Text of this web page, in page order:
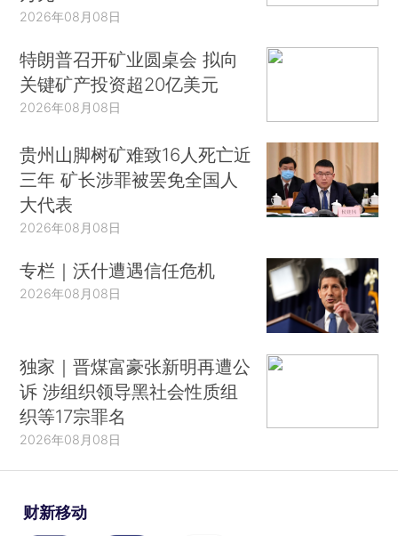
2026年08月08日
特朗普召开矿业圆桌会 拟向
关键矿产投资超20亿美元
2026年08月08日
贵州山脚树矿难致16人死亡近
三年 矿长涉罪被罢免全国人
大代表
2026年08月08日
专栏｜沃什遭遇信任危机
2026年08月08日
独家｜晋煤富豪张新明再遭公
诉 涉组织领导黑社会性质组
织等17宗罪名
2026年08月08日
财新移动